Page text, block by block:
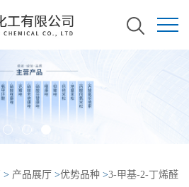
> 产品展厅 >优势品种 >3-甲基-2-丁烯醛